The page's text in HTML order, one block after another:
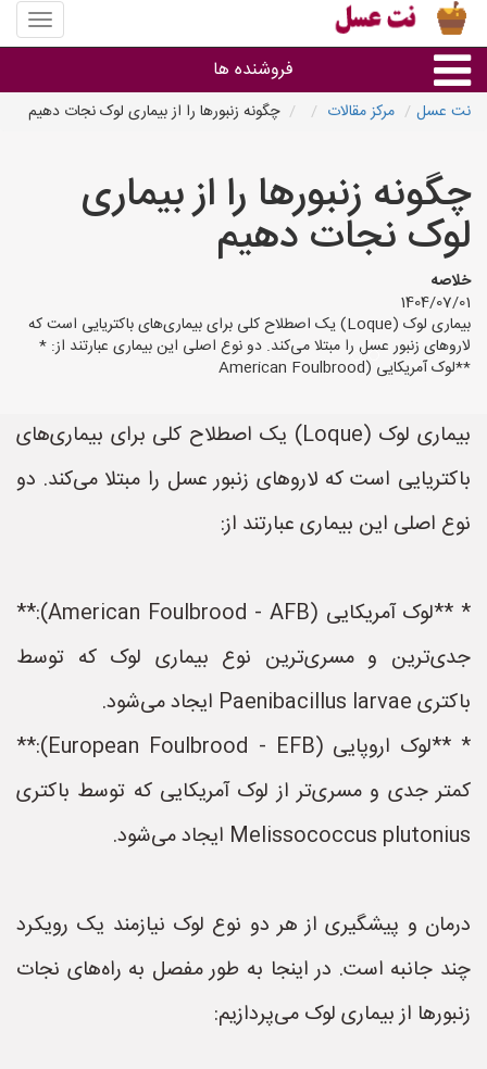
منوی
سایت
عسل
فروشنده ها
استان ها
نت عسل مرکز مقالات چگونه زنبورها را از بیماری لوک نجات دهیم
چگونه زنبورها را از بیماری
لوک نجات دهیم
خلاصه
1404/07/01
بیماری لوک (Loque) یک اصطلاح کلی برای بیماری‌های باکتریایی است که
لاروهای زنبور عسل را مبتلا می‌کند. دو نوع اصلی این بیماری عبارتند از: *
**لوک آمریکایی (American Foulbrood
بیماری لوک (Loque) یک اصطلاح کلی برای بیماری‌های
باکتریایی است که لاروهای زنبور عسل را مبتلا می‌کند. دو
نوع اصلی این بیماری عبارتند از:
* **لوک آمریکایی (American Foulbrood - AFB):**
جدی‌ترین و مسری‌ترین نوع بیماری لوک که توسط
باکتری Paenibacillus larvae ایجاد می‌شود.
* **لوک اروپایی (European Foulbrood - EFB):**
کمتر جدی و مسری‌تر از لوک آمریکایی که توسط باکتری
Melissococcus plutonius ایجاد می‌شود.
درمان و پیشگیری از هر دو نوع لوک نیازمند یک رویکرد
چند جانبه است. در اینجا به طور مفصل به راه‌های نجات
زنبورها از بیماری لوک می‌پردازیم: